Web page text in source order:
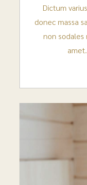
Dictum
donec massa
non